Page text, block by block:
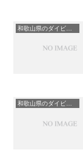
和歌山県のダイビングスポット・ポイント一覧
和歌山県のダイビングスポット・ポイント一覧